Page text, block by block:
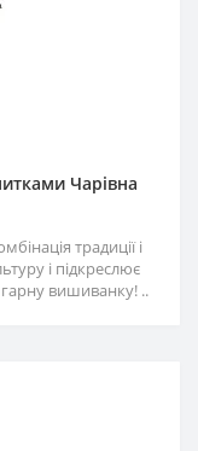
Чарівна
традиції і
і підкреслює
гарну вишиванку! ..